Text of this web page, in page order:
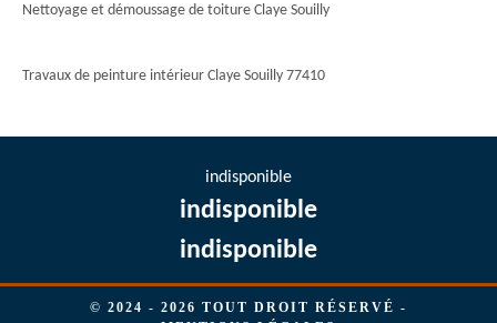
Nettoyage et démoussage de toiture Claye Souilly
Travaux de peinture intérieur Claye Souilly 77410
indisponible
indisponible
indisponible
© 2024 - 2026 TOUT DROIT RÉSERVÉ -